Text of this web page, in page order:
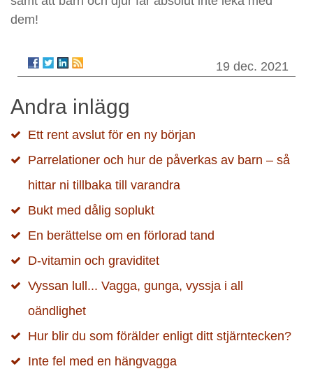
dem!
19 dec. 2021
Andra inlägg
Ett rent avslut för en ny början
Parrelationer och hur de påverkas av barn – så
hittar ni tillbaka till varandra
Bukt med dålig soplukt
En berättelse om en förlorad tand
D-vitamin och graviditet
Vyssan lull... Vagga, gunga, vyssja i all
oändlighet
Hur blir du som förälder enligt ditt stjärntecken?
Inte fel med en hängvagga